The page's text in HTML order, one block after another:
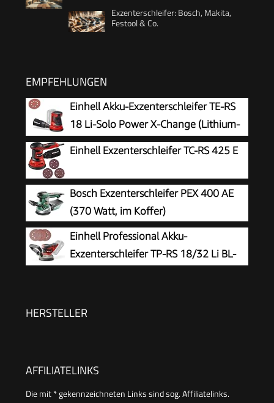
Exzenterschleifer: Bosch, Makita,
Festool & Co.
EMPFEHLUNGEN
Einhell Akku-Exzenterschleifer TE-RS
18 Li-Solo Power X-Change (Lithium-
Ionen, Drehzahl-Elektronik, Mikro-
Kletthaftung, inkl. 1x Schleifpapier P80, ohne
Akku und Ladegerät)
Einhell Exzenterschleifer TC-RS 425 E
Bosch Exzenterschleifer PEX 400 AE
(370 Watt, im Koffer)
Einhell Professional Akku-
Exzenterschleifer TP-RS 18/32 Li BL-
HERSTELLER
AFFILIATELINKS
Die mit * gekennzeichneten Links sind sog. Affiliatelinks.